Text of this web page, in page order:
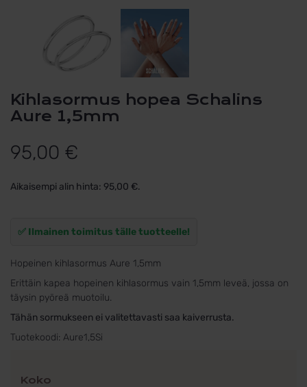
Kihlasormus hopea Schalins
Aure 1,5mm
95,00 €
Aikaisempi alin hinta: 95,00 €.
✅ Ilmainen toimitus tälle tuotteelle!
Hopeinen kihlasormus Aure 1,5mm
Erittäin kapea hopeinen kihlasormus vain 1,5mm leveä, jossa on
täysin pyöreä muotoilu.
Tähän sormukseen ei valitettavasti saa kaiverrusta.
Tuotekoodi: Aure1,5Si
Koko